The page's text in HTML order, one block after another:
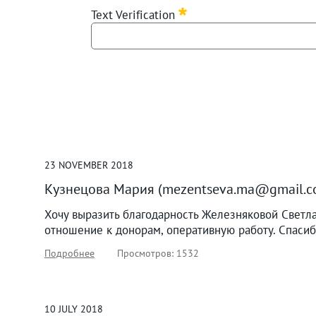
Text Verification
23 NOVEMBER 2018
Кузнецова Мария
Хочу выразить благодарность Железняковой
отношение к донорам, оперативную работу.
Подробнее Просмотров: 1532
10 JULY 2018